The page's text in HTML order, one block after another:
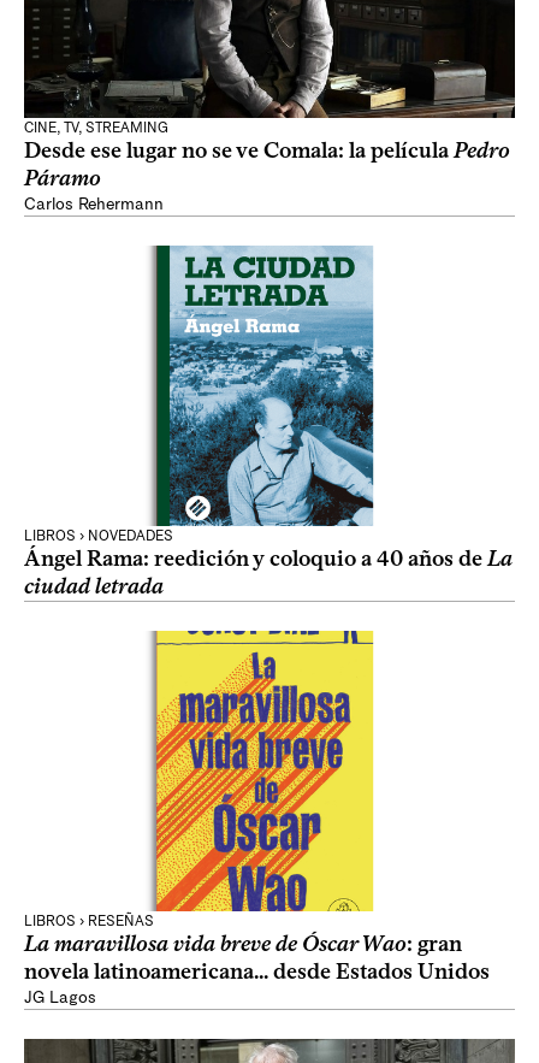
CINE, TV, STREAMING
Desde ese lugar no se ve Comala: la películaPedro
Páramo
Carlos Rehermann
LIBROS › NOVEDADES
Ángel Rama: reedición y coloquio a 40 años deLa
ciudad letrada
LIBROS › RESEÑAS
La maravillosa vida breve de Óscar Wao: gran
novela latinoamericana... desde Estados Unidos
JG Lagos